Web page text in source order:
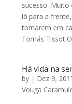
sucesso. Muito
lá para a
tornarem em
Tomás
Há vida na
by | Dez 9,
Vouga